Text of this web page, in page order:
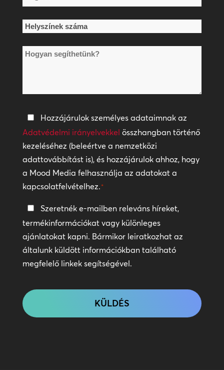
*
Helyszínek
*Hogyan
Adatvédelmi
irányelvek
*
Hozzájárulok személyes adataimnak az
Adatvédelmi irányelvekkel összhangban történő
kezeléséhez (beleértve a nemzetközi
adattovábbítást is), és hozzájárulok ahhoz, hogy
a Mood Media felhasználja az adatokat a
kapcsolatfelvételhez.*
Tartsa
a
kapcsolatot
Szeretnék e-mailben releváns híreket,
termékinformációkat vagy különleges
ajánlatokat kapni. Bármikor leiratkozhat az
általunk küldött információkban található
megfelelő linkek segítségével.